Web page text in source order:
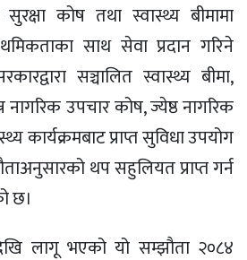
कोष तथा स्वास्थ्य बीमामा
साथ सेवा प्रदान गरिने
सञ्चालित स्वास्थ्य बीमा,
नागरिक उपचार कोष, ज्येष्ठ नागरिक
कार्यक्रमबाट प्राप्त सुविधा उपयोग
थप सहुलियत प्राप्त गर्न
छ।
लागू भएको यो सम्झौता २०८४